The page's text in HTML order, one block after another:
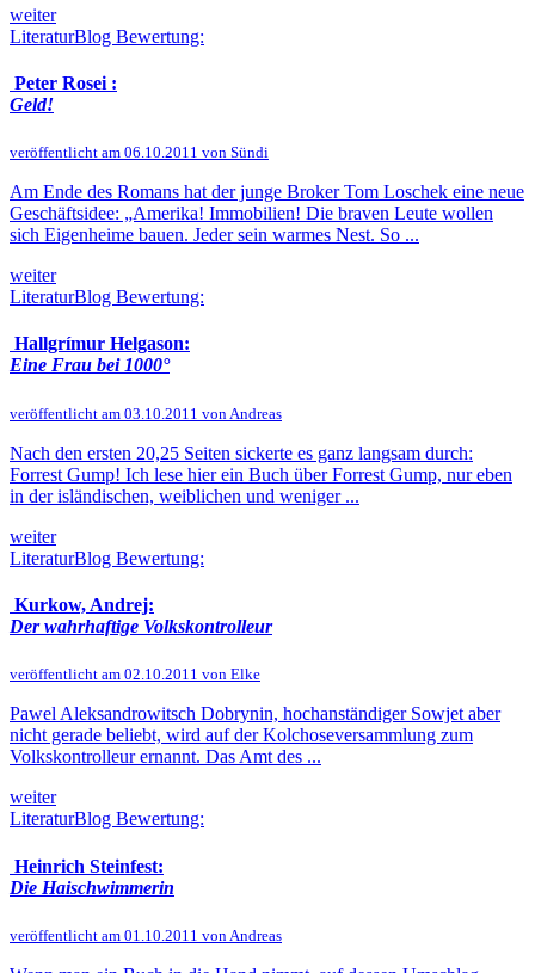
weiter
LiteraturBlog Bewertung:
Peter Rosei :
Geld!
veröffentlicht am 06.10.2011 von Sündi
Am Ende des Romans hat der junge Broker Tom Loschek eine neue
Geschäftsidee: „Amerika! Immobilien! Die braven Leute wollen
sich Eigenheime bauen. Jeder sein warmes Nest. So ...
weiter
LiteraturBlog Bewertung:
Hallgrímur Helgason:
Eine Frau bei 1000°
veröffentlicht am 03.10.2011 von Andreas
Nach den ersten 20,25 Seiten sickerte es ganz langsam durch:
Forrest Gump! Ich lese hier ein Buch über Forrest Gump, nur eben
in der isländischen, weiblichen und weniger ...
weiter
LiteraturBlog Bewertung:
Kurkow, Andrej:
Der wahrhaftige Volkskontrolleur
veröffentlicht am 02.10.2011 von Elke
Pawel Aleksandrowitsch Dobrynin, hochanständiger Sowjet aber
nicht gerade beliebt, wird auf der Kolchoseversammlung zum
Volkskontrolleur ernannt. Das Amt des ...
weiter
LiteraturBlog Bewertung:
Heinrich Steinfest:
Die Haischwimmerin
veröffentlicht am 01.10.2011 von Andreas